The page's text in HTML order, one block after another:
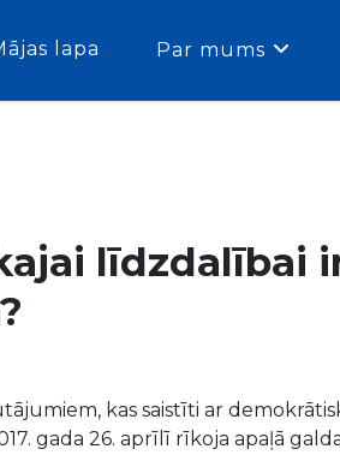
lapa Par mums
līdzdalībai
kas saistīti ar
gada 26. aprīlī rīkoja apaļā